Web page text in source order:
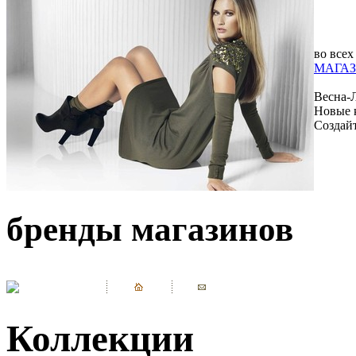
во всех
Весна-
Новые
бренды магазинов
Коллекции